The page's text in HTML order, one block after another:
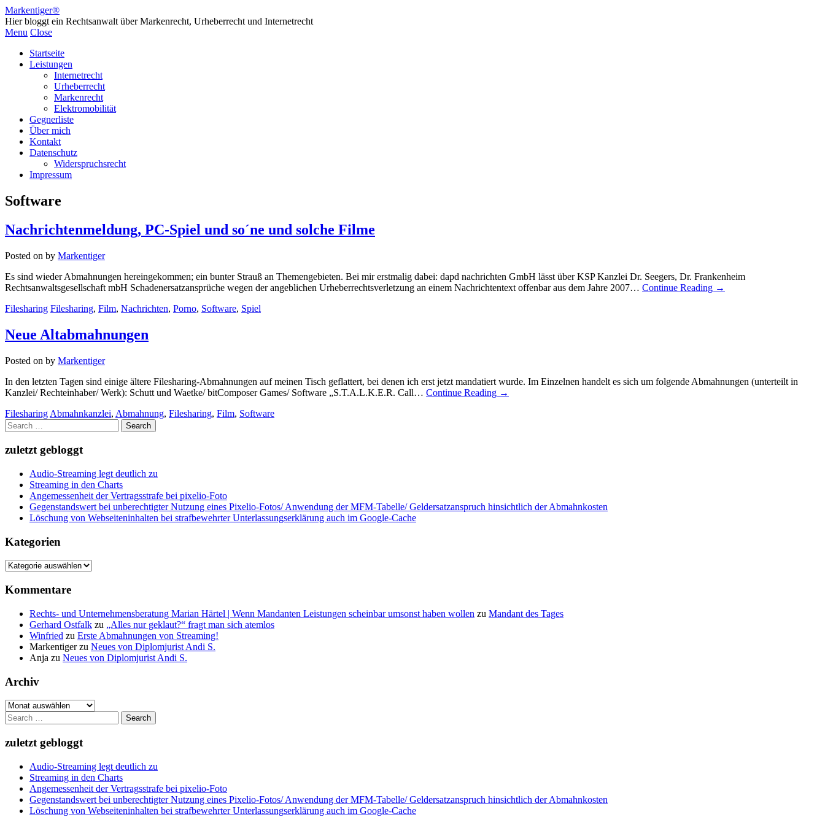
Markentiger®
Hier bloggt ein Rechtsanwalt über Markenrecht, Urheberrecht und Internetrecht
Menu Close
Startseite
Leistungen
Internetrecht
Urheberrecht
Markenrecht
Elektromobilität
Gegnerliste
Über mich
Kontakt
Datenschutz
Widerspruchsrecht
Impressum
Software
Nachrichtenmeldung, PC-Spiel und so´ne und solche Filme
Posted on by Markentiger
Es sind wieder Abmahnungen hereingekommen; ein bunter Strauß an Themengebieten. Bei mir erstmalig dabei: dapd nachrichten GmbH lässt über KSP Kanzlei Dr. Seegers, Dr. Frankenheim
Rechtsanwaltsgesellschaft mbH Schadenersatzansprüche wegen der angeblichen Urheberrechtsverletzung an einem Nachrichtentext offenbar aus dem Jahre 2007… Continue Reading →
Filesharing Filesharing, Film, Nachrichten, Porno, Software, Spiel
Neue Altabmahnungen
Posted on by Markentiger
In den letzten Tagen sind einige ältere Filesharing-Abmahnungen auf meinen Tisch geflattert, bei denen ich erst jetzt mandatiert wurde. Im Einzelnen handelt es sich um folgende Abmahnungen (unterteilt in
Kanzlei/ Rechteinhaber/ Werk): Schutt und Waetke/ bitComposer Games/ Software „S.T.A.L.K.E.R. Call… Continue Reading →
Filesharing Abmahnkanzlei, Abmahnung, Filesharing, Film, Software
Search
for:
zuletzt gebloggt
Audio-Streaming legt deutlich zu
Streaming in den Charts
Angemessenheit der Vertragsstrafe bei pixelio-Foto
Gegenstandswert bei unberechtigter Nutzung eines Pixelio-Fotos/ Anwendung der MFM-Tabelle/ Geldersatzanspruch hinsichtlich der Abmahnkosten
Löschung von Webseiteninhalten bei strafbewehrter Unterlassungserklärung auch im Google-Cache
Kategorien
Kategorien
Kommentare
Rechts- und Unternehmensberatung Marian Härtel | Wenn Mandanten Leistungen scheinbar umsonst haben wollen zu Mandant des Tages
Gerhard Ostfalk zu „Alles nur geklaut?“ fragt man sich atemlos
Winfried zu Erste Abmahnungen von Streaming!
Markentigerzu Neues von Diplomjurist Andi S.
Anja zu Neues von Diplomjurist Andi S.
Archiv
Archiv
Search
for:
zuletzt gebloggt
Audio-Streaming legt deutlich zu
Streaming in den Charts
Angemessenheit der Vertragsstrafe bei pixelio-Foto
Gegenstandswert bei unberechtigter Nutzung eines Pixelio-Fotos/ Anwendung der MFM-Tabelle/ Geldersatzanspruch hinsichtlich der Abmahnkosten
Löschung von Webseiteninhalten bei strafbewehrter Unterlassungserklärung auch im Google-Cache